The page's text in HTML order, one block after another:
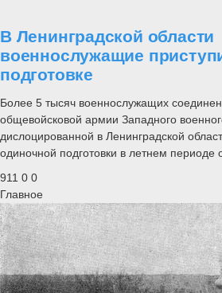
В Ленинградской области
военнослужащие
подготовке
Более 5 тысяч военнослужащих
общевойсковой армии Западного
дислоцированной в Ленинградской
одиночной подготовки в летнем периоде
911 0 0
Главное